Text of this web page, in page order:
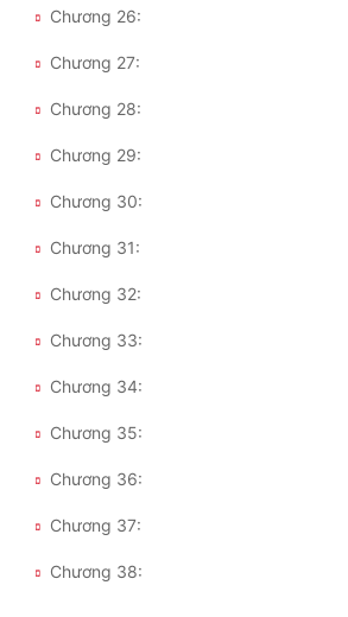
Chương 26:
Chương 27:
Chương 28:
Chương 29:
Chương 30:
Chương 31:
Chương 32:
Chương 33:
Chương 34:
Chương 35:
Chương 36:
Chương 37:
Chương 38: